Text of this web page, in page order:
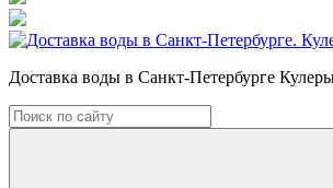
Доставка воды в Санкт-Петербурге